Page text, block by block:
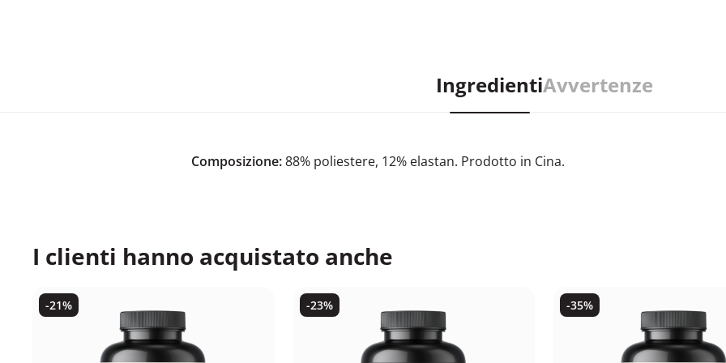
IngredientiAvvertenze
Composizione:88% poliestere, 12% elastan. Prodotto in Cina.
I clienti hanno acquistato anche
-21% -23% -35%